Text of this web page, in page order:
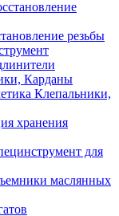
резьбы
Карданы
Клепальники,
хранения
для
маслянных